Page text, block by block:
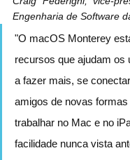
Engenharia de Software
"O macOS Monterey
recursos que ajudam os
a fazer mais, se
amigos de novas
trabalhar no Mac e no
facilidade nunca vista